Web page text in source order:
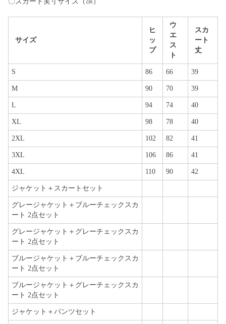
サイズ
ヒ
ッ
プ
ウ
エ
ス
ト
スカ
ート
丈
S 86 66 39
M 90 70 39
L 94 74 40
XL 98 78 40
2XL 102 82 41
3XL 106 86 41
4XL 110 90 42
ジャケット＋スカートセット
グレージャケット＋ブルーチェックスカ
ート 2点セット
グレージャケット＋グレーチェックスカ
ート 2点セット
ブルージャケット＋ブルーチェックスカ
ート 2点セット
ブルージャケット＋グレーチェックスカ
ート 2点セット
ジャケット＋パンツセット